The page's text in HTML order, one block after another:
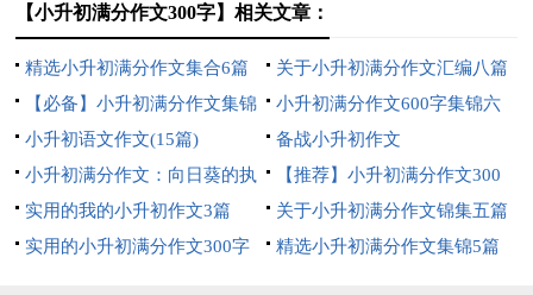
【小升初满分作文300字】相关文章：
精选小升初满分作文集合6篇
关于小升初满分作文汇编八篇
【必备】小升初满分作文集锦
十篇
小升初满分作文600字集锦六
篇
小升初语文作文(15篇)
备战小升初作文
小升初满分作文：向日葵的执
着
【推荐】小升初满分作文300
字合集五篇
实用的我的小升初作文3篇
关于小升初满分作文锦集五篇
实用的小升初满分作文300字
精选小升初满分作文集锦5篇